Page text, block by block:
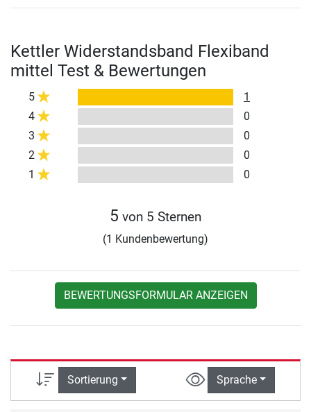
Kettler Widerstandsband Flexiband
mittel Test & Bewertungen
5
1
4
0
3
0
2
0
1
0
5 von 5 Sternen
(1 Kundenbewertung)
BEWERTUNGSFORMULAR ANZEIGEN
Sortierung Sprache